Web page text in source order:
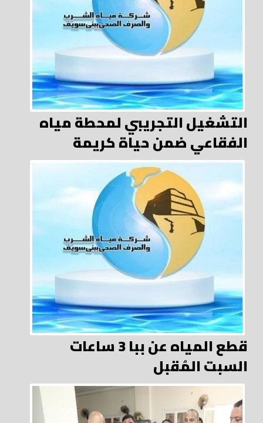
التشغيل التجريبي لمحطة مياه
الفقاعي ضمن حياة كريمة
قطع المياه عن ببا 3 ساعات
السبت المُقبل